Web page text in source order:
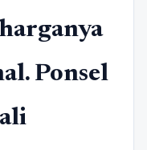
Ponsel